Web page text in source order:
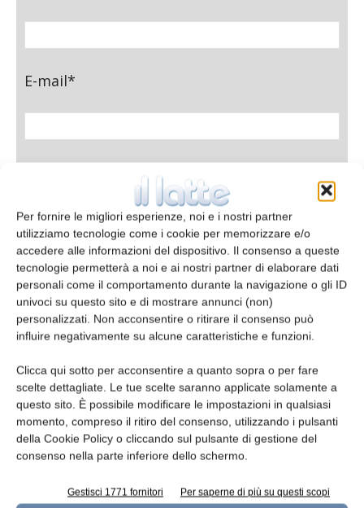
Per fornire le migliori esperienze, noi e i nostri partner
utilizziamo tecnologie come i cookie per memorizzare e/o
accedere alle informazioni del dispositivo. Il consenso a queste
tecnologie permetterà a noi e ai nostri partner di elaborare dati
personali come il comportamento durante la navigazione o gli ID
univoci su questo sito e di mostrare annunci (non)
personalizzati. Non acconsentire o ritirare il consenso può
influire negativamente su alcune caratteristiche e funzioni.
Clicca qui sotto per acconsentire a quanto sopra o per fare
scelte dettagliate. Le tue scelte saranno applicate solamente a
questo sito. È possibile modificare le impostazioni in qualsiasi
momento, compreso il ritiro del consenso, utilizzando i pulsanti
della Cookie Policy o cliccando sul pulsante di gestione del
consenso nella parte inferiore dello schermo.
Gestisci 1771 fornitori Per saperne di più su questi scopi
E-mail*
Oggetto